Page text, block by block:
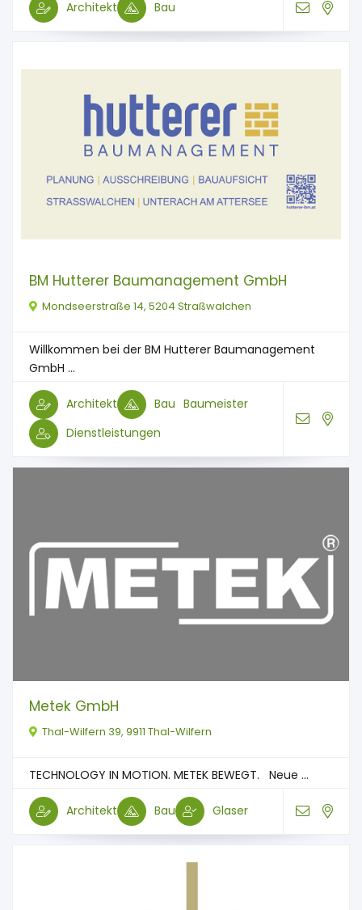
Architekt Bau
BM Hutterer Baumanagement GmbH
Mondseerstraße 14, 5204 Straßwalchen
Willkommen bei der BM Hutterer Baumanagement
GmbH ...
Architekt Bau Baumeister
Dienstleistungen
Metek GmbH
Thal-Wilfern 39, 9911 Thal-Wilfern
TECHNOLOGY IN MOTION. METEK BEWEGT. Neue ...
Architekt Bau Glaser